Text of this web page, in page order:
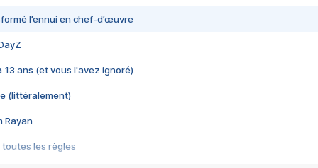
l’ennui en chef-d’œuvre
13 ans (et vous l'avez ignoré)
(littéralement)
Rayan
toutes les règles